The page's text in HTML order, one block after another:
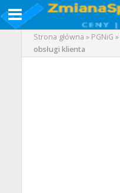
Strona główna » PGNiG »
obsługi klienta